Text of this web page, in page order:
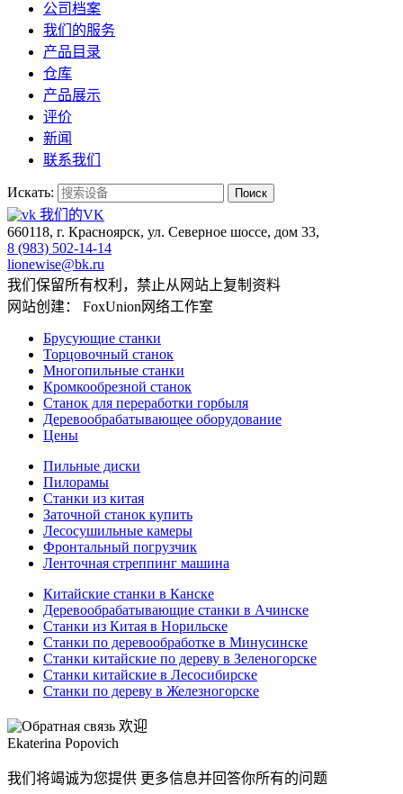
公司档案
我们的服务
产品目录
仓库
产品展示
评价
新闻
联系我们
Искать: Поиск
我们的VK
660118, г. Красноярск, ул. Северное шоссе, дом 33,
8 (983) 502-14-14
lionewise@bk.ru
我们保留所有权利，禁止从网站上复制资料
网站创建： FoxUnion网络工作室
Брусующие станки
Торцовочный станок
Многопильные станки
Кромкообрезной станок
Станок для переработки горбыля
Деревообрабатывающее оборудование
Цены
Пильные диски
Пилорамы
Станки из китая
Заточной станок купить
Лесосушильные камеры
Фронтальный погрузчик
Ленточная стреппинг машина
Китайские станки в Канске
Деревообрабатывающие станки в Ачинске
Станки из Китая в Норильске
Станки по деревообработке в Минусинске
Станки китайские по дереву в Зеленогорске
Станки китайские в Лесосибирске
Станки по дереву в Железногорске
欢迎
Ekaterina Popovich
我们将竭诚为您提供 更多信息并回答你所有的问题